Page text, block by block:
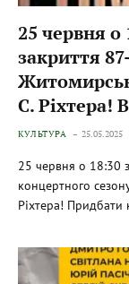
25 червня о
закриття
С. Ріхтера!
КУЛЬТУРА 25.05.2025
25 червня о 18:30
концертного
Ріхтера! Придбати